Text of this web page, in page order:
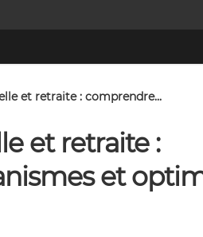
et retraite : comprendre...
et retraite :
et